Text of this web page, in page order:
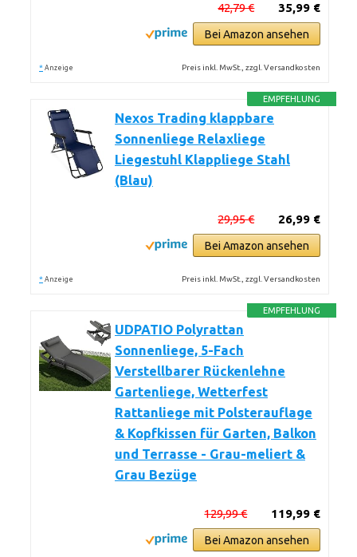
35,99 €
42,79 €
Bei Amazon ansehen
* Anzeige Preis inkl. MwSt., zzgl. Versandkosten
EMPFEHLUNG
Nexos Trading klappbare
Sonnenliege Relaxliege
Liegestuhl Klappliege Stahl
(Blau)
26,99 €
29,95 €
Bei Amazon ansehen
* Anzeige Preis inkl. MwSt., zzgl. Versandkosten
EMPFEHLUNG
UDPATIO Polyrattan
Sonnenliege, 5-Fach
Verstellbarer Rückenlehne
Gartenliege, Wetterfest
Rattanliege mit Polsterauflage
& Kopfkissen für Garten, Balkon
und Terrasse - Grau-meliert &
Grau Bezüge
119,99 €
129,99 €
Bei Amazon ansehen